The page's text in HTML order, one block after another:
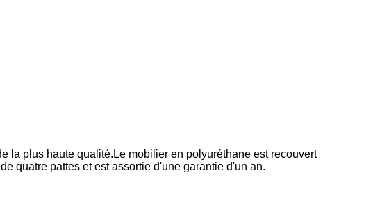
la plus haute qualité.Le mobilier en polyuréthane est recouvert
quatre pattes et est assortie d'une garantie d'un an.